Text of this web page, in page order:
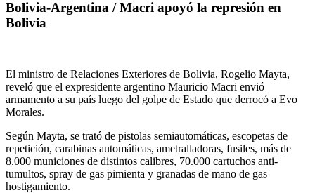
Bolivia-Argentina / Macri apoyó la represión en
Bolivia
El ministro de Relaciones Exteriores de Bolivia, Rogelio Mayta,
reveló que el expresidente argentino Mauricio Macri envió
armamento a su país luego del golpe de Estado que derrocó a Evo
Morales.
Según Mayta, se trató de pistolas semiautomáticas, escopetas de
repetición, carabinas automáticas, ametralladoras, fusiles, más de
8.000 municiones de distintos calibres, 70.000 cartuchos anti-
tumultos, spray de gas pimienta y granadas de mano de gas
hostigamiento.